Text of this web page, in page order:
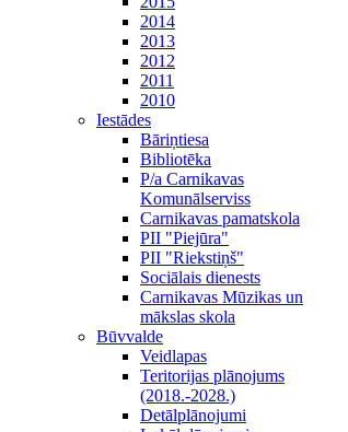
2014
2013
2012
2011
2010
Iestādes
Bāriņtiesa
Bibliotēka
P/a Carnikavas
Komunālserviss
Carnikavas pamatskola
PII "Piejūra"
PII "Riekstiņš"
Sociālais dienests
Carnikavas Mūzikas un
mākslas skola
Būvvalde
Veidlapas
Teritorijas plānojums
(2018.-2028.)
Detālplānojumi